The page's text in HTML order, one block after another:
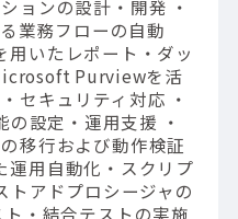
ョンの設計・開発 ・
業務フローの自動
いたレポート・ダッ
Purviewを活
セキュリティ対応 ・
設定・運用支援 ・
移行および動作検証
運用自動化・スクリプ
トアドプロシージャの
・結合テストの実施